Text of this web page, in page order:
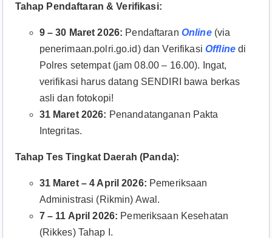
Tahap Pendaftaran & Verifikasi:
9 – 30 Maret 2026: Pendaftaran Online(via
penerimaan.polri.go.id) dan VerifikasiOffline di
Polres setempat (jam 08.00 – 16.00). Ingat,
verifikasi harus datang SENDIRI bawa berkas
asli dan fotokopi!
31 Maret 2026: Penandatanganan Pakta
Integritas.
Tahap Tes Tingkat Daerah (Panda):
31 Maret – 4 April 2026: Pemeriksaan
Administrasi (Rikmin) Awal.
7 – 11 April 2026: Pemeriksaan Kesehatan
(Rikkes) Tahap I.